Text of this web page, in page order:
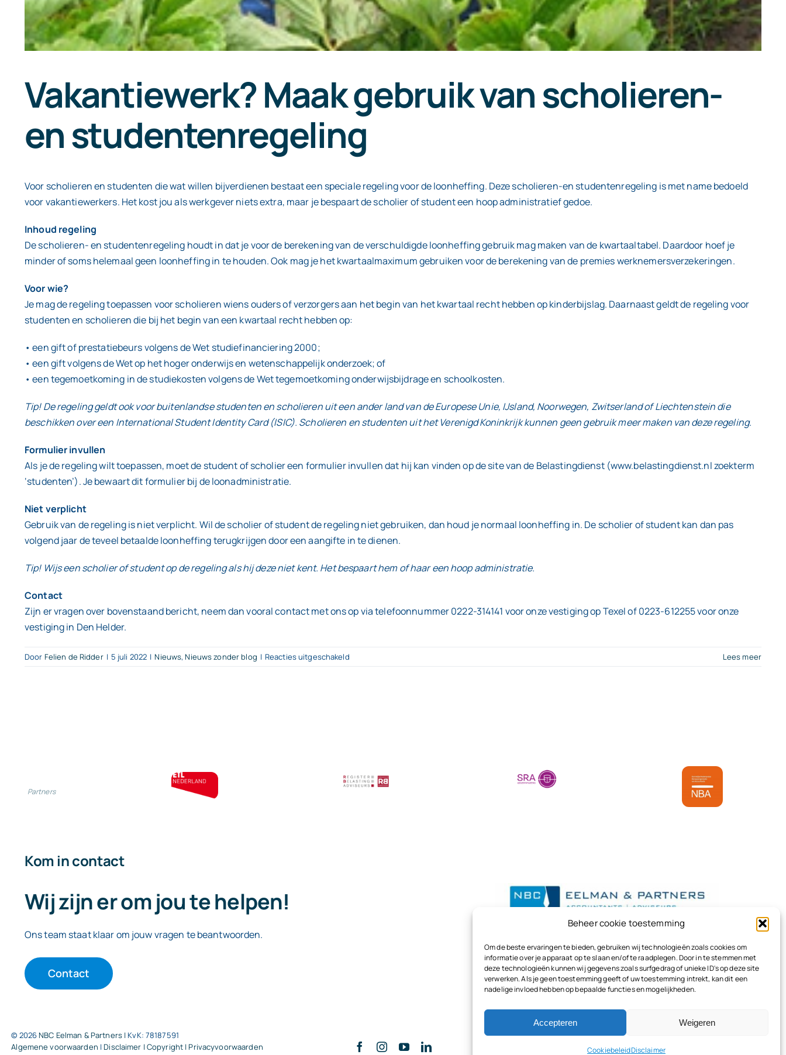
Beheer cookie toestemming
Om de beste ervaringen te bieden, gebruiken wij technologieën zoals cookies om
informatie over je apparaat op te slaan en/of te raadplegen. Door in te stemmen met
deze technologieën kunnen wij gegevens zoals surfgedrag of unieke ID's op deze site
verwerken. Als je geen toestemming geeft of uw toestemming intrekt, kan dit een
nadelige invloed hebben op bepaalde functies en mogelijkheden.
Accepteren Weigeren
CookiebeleidDisclaimer
Vakantiewerk? Maak gebruik van scholieren-
en studentenregeling
Voor scholieren en studenten die wat willen bijverdienen bestaat een speciale regeling voor de loonheffing. Deze scholieren-en studentenregeling is met name bedoeld
voor vakantiewerkers. Het kost jou als werkgever niets extra, maar je bespaart de scholier of student een hoop administratief gedoe.
Inhoud regeling
De scholieren- en studentenregeling houdt in dat je voor de berekening van de verschuldigde loonheffing gebruik mag maken van de kwartaaltabel. Daardoor hoef je
minder of soms helemaal geen loonheffing in te houden. Ook mag je het kwartaalmaximum gebruiken voor de berekening van de premies werknemersverzekeringen.
Voor wie?
Je mag de regeling toepassen voor scholieren wiens ouders of verzorgers aan het begin van het kwartaal recht hebben op kinderbijslag. Daarnaast geldt de regeling voor
studenten en scholieren die bij het begin van een kwartaal recht hebben op:
• een gift of prestatiebeurs volgens de Wet studiefinanciering 2000;
• een gift volgens de Wet op het hoger onderwijs en wetenschappelijk onderzoek; of
• een tegemoetkoming in de studiekosten volgens de Wet tegemoetkoming onderwijsbijdrage en schoolkosten.
Tip! De regeling geldt ook voor buitenlandse studenten en scholieren uit een ander land van de Europese Unie, IJsland, Noorwegen, Zwitserland of Liechtenstein die
beschikken over een International Student Identity Card (ISIC). Scholieren en studenten uit het Verenigd Koninkrijk kunnen geen gebruik meer maken van deze regeling.
Formulier invullen
Als je de regeling wilt toepassen, moet de student of scholier een formulier invullen dat hij kan vinden op de site van de Belastingdienst (www.belastingdienst.nl zoekterm
‘studenten’). Je bewaart dit formulier bij de loonadministratie.
Niet verplicht
Gebruik van de regeling is niet verplicht. Wil de scholier of student de regeling niet gebruiken, dan houd je normaal loonheffing in. De scholier of student kan dan pas
volgend jaar de teveel betaalde loonheffing terugkrijgen door een aangifte in te dienen.
Tip! Wijs een scholier of student op de regeling als hij deze niet kent. Het bespaart hem of haar een hoop administratie.
Contact
Zijn er vragen over bovenstaand bericht, neem dan vooral contact met ons op via telefoonnummer 0222-314141 voor onze vestiging op Texel of 0223-612255 voor onze
vestiging in Den Helder.
Door Felien de Ridder | 5 juli 2022 | Nieuws,Nieuws zonder blog | Reacties uitgeschakeldvoor
gebruik
studentenregeling
Lees meer
Partners
Kom in contact
Wij zijn er om jou te helpen!
Ons team staat klaar om jouw vragen te beantwoorden.
Contact
© 2026NBC Eelman & Partners |KvK: 78187591
Algemene voorwaarden |Disclaimer | Copyright | Privacyvoorwaarden